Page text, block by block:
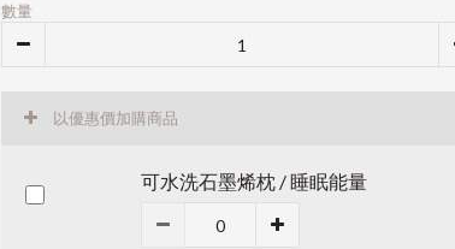
數量
以優惠價加購商品
可水洗石墨烯枕 / 睡眠能量